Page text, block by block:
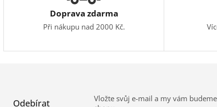
Doprava zdarma
Při nákupu nad 2000 Kč.
Odebírat
Vložte svůj e-mail a my vám